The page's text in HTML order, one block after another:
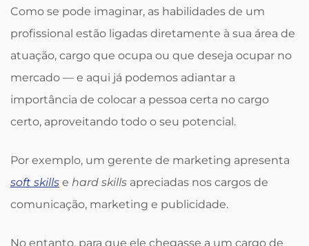
Como se pode imaginar, as habilidades de um
profissional estão ligadas diretamente à sua área de
atuação, cargo que ocupa ou que deseja ocupar no
mercado — e aqui já podemos adiantar a
importância de colocar a pessoa certa no cargo
certo, aproveitando todo o seu potencial.
Por exemplo, um gerente de marketing apresenta
soft skills e hard skills apreciadas nos cargos de
comunicação, marketing e publicidade.
No entanto, para que ele chegasse a um cargo de